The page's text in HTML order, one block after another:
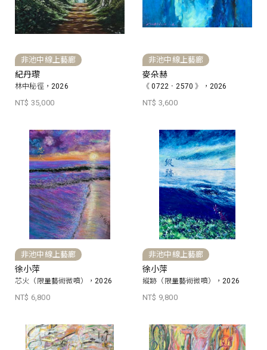
非池中線上藝廊
紀丹瓈
林中秘徑，2026
NT$ 35,000
非池中線上藝廊
麥朵赫
《 0722．2570 》，2026
NT$ 3,600
非池中線上藝廊
徐小萍
芯火（限量藝術微噴），2026
NT$ 6,800
非池中線上藝廊
徐小萍
縱跡（限量藝術微噴），2026
NT$ 9,800